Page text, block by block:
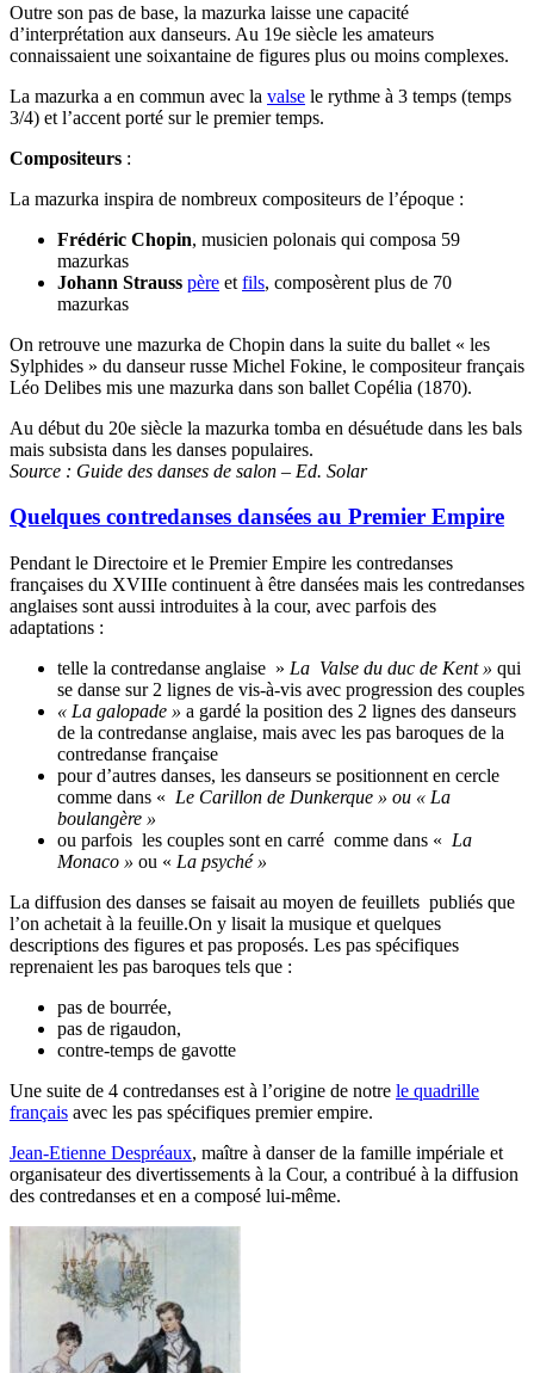
Outre son pas de base, la mazurka laisse une capacité
d’interprétation aux danseurs. Au 19e siècle les amateurs
connaissaient une soixantaine de figures plus ou moins complexes.
La mazurka a en commun avec la valse le rythme à 3 temps (temps
3/4) et l’accent porté sur le premier temps.
Compositeurs :
La mazurka inspira de nombreux compositeurs de l’époque :
Frédéric Chopin, musicien polonais qui composa 59
mazurkas
Johann Strauss père et fils, composèrent plus de 70
mazurkas
On retrouve une mazurka de Chopin dans la suite du ballet « les
Sylphides » du danseur russe Michel Fokine, le compositeur français
Léo Delibes mis une mazurka dans son ballet Copélia (1870).
Au début du 20e siècle la mazurka tomba en désuétude dans les bals
mais subsista dans les danses populaires.
Source : Guide des danses de salon – Ed. Solar
Quelques contredanses dansées au Premier Empire
Pendant le Directoire et le Premier Empire les contredanses
françaises du XVIIIe continuent à être dansées mais les contredanses
anglaises sont aussi introduites à la cour, avec parfois des
adaptations :
telle la contredanse anglaise » La Valse du duc de Kent » qui
se danse sur 2 lignes de vis-à-vis avec progression des couples
« La galopade » a gardé la position des 2 lignes des danseurs
de la contredanse anglaise, mais avec les pas baroques de la
contredanse française
pour d’autres danses, les danseurs se positionnent en cercle
comme dans « Le Carillon de Dunkerque » ou « La
boulangère »
ou parfois les couples sont en carré comme dans « La
Monaco » ou « La psyché »
La diffusion des danses se faisait au moyen de feuillets publiés que
l’on achetait à la feuille.On y lisait la musique et quelques
descriptions des figures et pas proposés. Les pas spécifiques
reprenaient les pas baroques tels que :
pas de bourrée,
pas de rigaudon,
contre-temps de gavotte
Une suite de 4 contredanses est à l’origine de notre le quadrille
français avec les pas spécifiques premier empire.
Jean-Etienne Despréaux, maître à danser de la famille impériale et
organisateur des divertissements à la Cour, a contribué à la diffusion
des contredanses et en a composé lui-même.